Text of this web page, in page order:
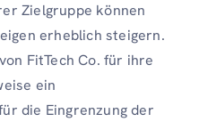
Zielgruppe können
erheblich steigern.
FitTech Co. für ihre
ein
die Eingrenzung der